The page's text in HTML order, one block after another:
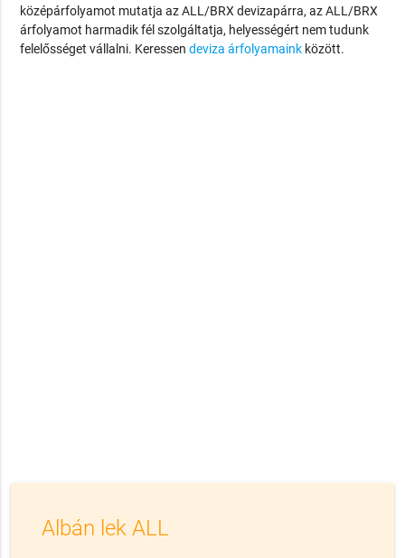
középárfolyamot mutatja az ALL/BRX devizapárra, az ALL/BRX
árfolyamot harmadik fél szolgáltatja, helyességért nem tudunk
felelősséget vállalni. Keressendeviza árfolyamaink között.
Albán lek ALL